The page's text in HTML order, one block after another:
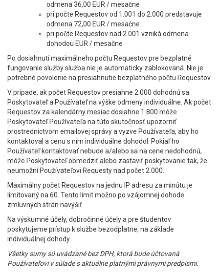
odmena 36,00 EUR / mesačne
pri počte Requestov od 1.001 do 2.000 predstavuje
odmena 72,00 EUR / mesačne
pri počte Requestov nad 2.001 vzniká odmena
dohodou EUR / mesačne
Po dosiahnutí maximálneho počtu Requestov pre bezplatné
fungovanie služby služba nie je automaticky zablokovaná. Nie je
potrebné povolenie na presiahnutie bezplatného počtu Requestov.
V prípade, ak počet Requestov presiahne 2.000 dohodnú sa
Poskytovateľ a Používateľ na výške odmeny individuálne. Ak počet
Requestov za kalendárny mesiac dosiahne 1.800 môže
Poskytovateľ Používateľa na túto skutočnosť upozorniť
prostredníctvom emailovej správy a vyzve Používateľa, aby ho
kontaktoval a cenu s ním individuálne dohodol. Pokiaľ ho
Používateľ kontaktovať nebude a/alebo sa na cene nedohodnú,
môže Poskytovateľ obmedziť alebo zastaviť poskytovanie tak, že
neumožní Používateľovi Requesty nad počet 2.000.
Maximálny počet Requestov na jednu IP adresu za minútu je
limitovaný na 60. Tento limit možno po vzájomnej dohode
zmluvných strán navýšiť.
Na výskumné účely, dobročinné účely a pre študentov
poskytujeme prístup k službe bezodplatne, na základe
individuálnej dohody.
Všetky sumy sú uvádzané bez DPH, ktorá bude účtovaná
Používateľovi v súlade s aktuálne platnými právnymi predpismi.